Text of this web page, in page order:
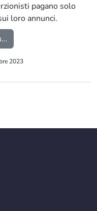
pagano solo
loro annunci.
utilizzato
e Bing, nonché su
2023